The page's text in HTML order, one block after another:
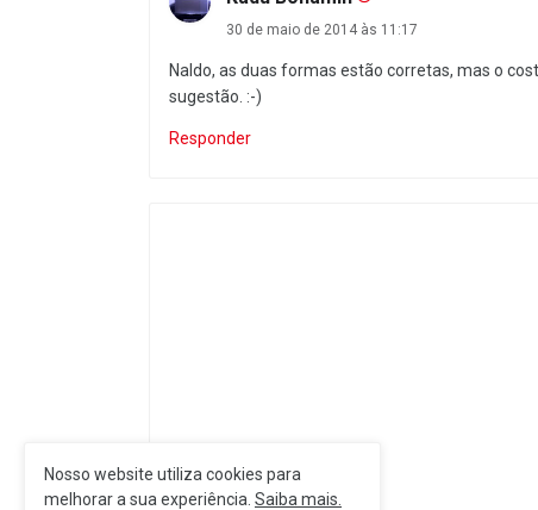
30 de maio de 2014 às 11:17
Naldo, as duas formas estão corretas, mas o
sugestão. :-)
Responder
Nosso website utiliza cookies para
melhorar a sua experiência. Saiba mais.